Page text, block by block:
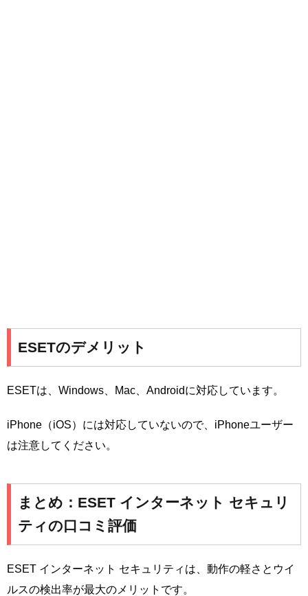
ESETのデメリット
ESETは、Windows、Mac、Androidに対応しています。
iPhone（iOS）には対応していないので、iPhoneユーザー
は注意してください。
まとめ：ESET インターネット セキュリ
ティの口コミ評価
ESET インターネット セキュリティは、動作の軽さとウイ
ルスの検出率が最大のメリットです。